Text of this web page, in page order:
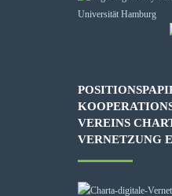
VEREINS
VERNETZUNG